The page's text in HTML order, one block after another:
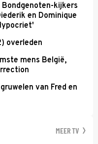
Bondgenoten-kijkers
en Dominique
overleden
mens België,
van Fred en
MEER TV